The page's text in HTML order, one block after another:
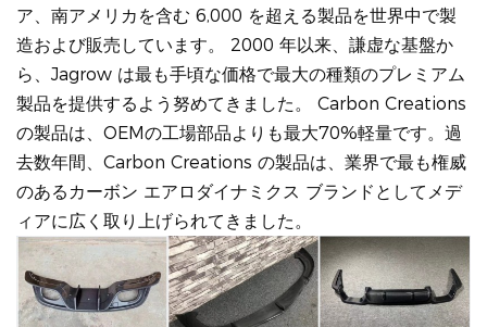
ア、南アメリカを含む 6,000 を超える製品を世界中で製
造および販売しています。 2000 年以来、謙虚な基盤か
ら、Jagrow は最も手頃な価格で最大の種類のプレミアム
製品を提供するよう努めてきました。
Carbon Creations
の製品は、OEMの工場部品よりも最大70%軽量です。過
去数年間、Carbon Creations の製品は、業界で最も権威
のあるカーボン エアロダイナミクス ブランドとしてメデ
ィアに広く取り上げられてきました。